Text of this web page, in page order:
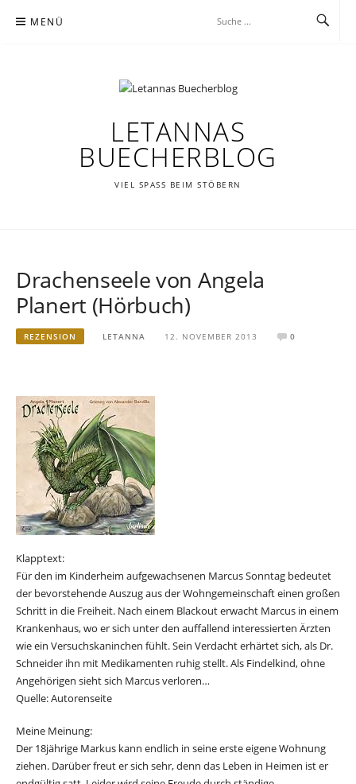
Inhalt MENÜ
LETANNAS
BUECHERBLOG
VIEL SPASS BEIM STÖBERN
Drachenseele von Angela
Planert (Hörbuch)
REZENSION LETANNA 12. NOVEMBER 2013 0
Klapptext:
Für den im Kinderheim aufgewachsenen Marcus Sonntag bedeutet
der bevorstehende Auszug aus der Wohngemeinschaft einen großen
Schritt in die Freiheit. Nach einem Blackout erwacht Marcus in einem
Krankenhaus, wo er sich unter den auffallend interessierten Ärzten
wie ein Versuchskaninchen fühlt. Sein Verdacht erhärtet sich, als Dr.
Schneider ihn mit Medikamenten ruhig stellt. Als Findelkind, ohne
Angehörigen sieht sich Marcus verloren…
Quelle: Autorenseite
Meine Meinung:
Der 18jährige Markus kann endlich in seine erste eigene Wohnung
ziehen. Darüber freut er sich sehr, denn das Leben in Heimen ist er